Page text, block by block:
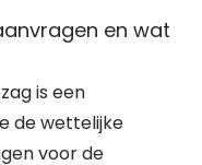
en wat
is een
de wettelijke
voor de